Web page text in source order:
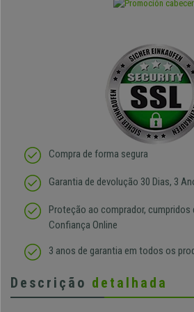
Compra de forma segura
Garantia de devolução 30 Dias, 3
Proteção ao comprador, cumpridos
Confiança Online
3 anos de garantia em todos os
Descrição detalhada